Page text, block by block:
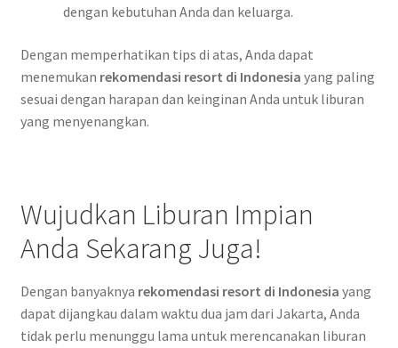
dengan kebutuhan Anda dan keluarga.
Dengan memperhatikan tips di atas, Anda dapat
menemukan rekomendasi resort di Indonesia yang paling
sesuai dengan harapan dan keinginan Anda untuk liburan
yang menyenangkan.
Wujudkan Liburan Impian
Anda Sekarang Juga!
Dengan banyaknya rekomendasi resort di Indonesia yang
dapat dijangkau dalam waktu dua jam dari Jakarta, Anda
tidak perlu menunggu lama untuk merencanakan liburan